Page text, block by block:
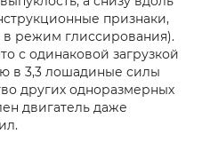
признаки,
режим глиссирования).
с одинаковой загрузкой
в 3,3 лошадиные силы
других одноразмерных
двигатель даже